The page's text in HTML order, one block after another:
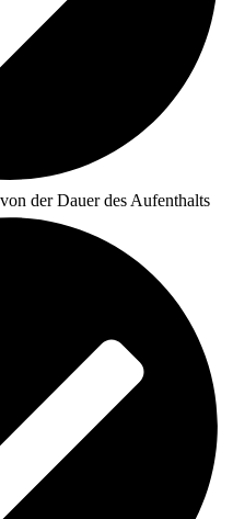
der Dauer des Aufenthalts